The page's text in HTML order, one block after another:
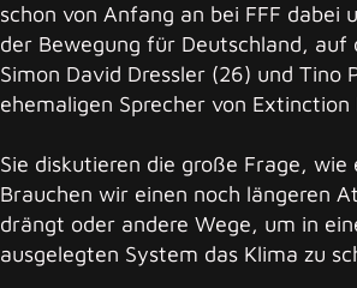
schon von Anfang an bei FFF dabei
der Bewegung für Deutschland,
Simon David Dressler (26) und Tino
ehemaligen Sprecher von Extinction
Sie diskutieren die große Frage,
Brauchen wir einen noch längeren
drängt oder andere Wege, um in
ausgelegten System das Klima zu